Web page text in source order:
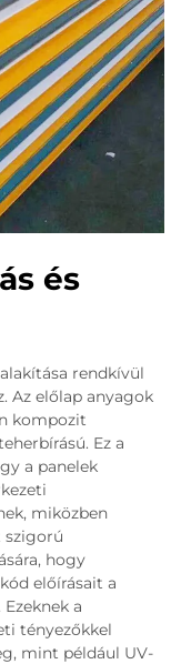
és
rendkívül
Az előlap anyagok
kompozit
Ez a
a panelek
miközben
szigorú
hogy
előírásait a
a
tényezőkkel
mint például UV-